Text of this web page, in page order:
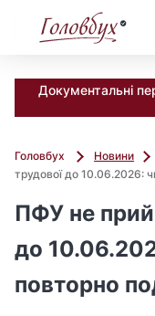
Документальні
Головбух Новини
трудової до 10.06.2026:
ПФУ не
до
повторно